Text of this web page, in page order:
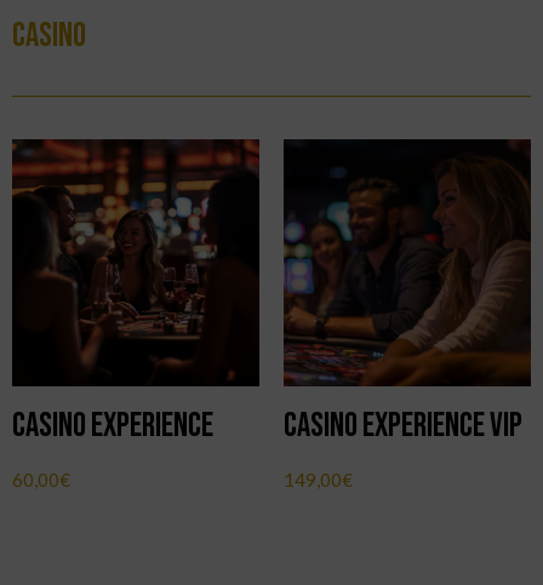
Casino
Casino Experience
60,00€
Casino Experience VIP
149,00€